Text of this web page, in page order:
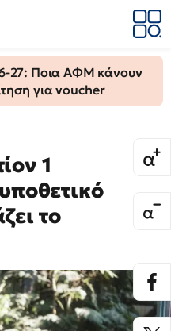
27: Ποια ΑΦΜ κάνουν
για voucher
1
το